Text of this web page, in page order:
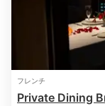
朝食は、ルームサ
ツと美味しいパン
ホテルスタッ
フレンチ
Private Dining